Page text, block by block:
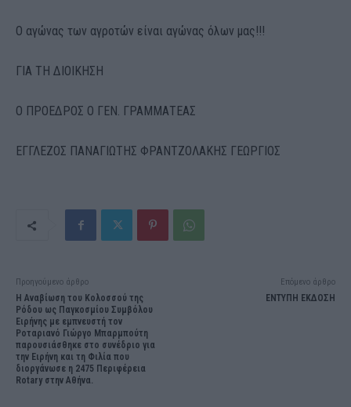
Ο αγώνας των αγροτών είναι αγώνας όλων μας!!!
ΓΙΑ ΤΗ ΔΙΟΙΚΗΣΗ
Ο ΠΡΟΕΔΡΟΣ Ο ΓΕΝ. ΓΡΑΜΜΑΤΕΑΣ
ΕΓΓΛΕΖΟΣ ΠΑΝΑΓΙΩΤΗΣ ΦΡΑΝΤΖΟΛΑΚΗΣ ΓΕΩΡΓΙΟΣ
Προηγούμενο άρθρο
Η Αναβίωση του Κολοσσού της
Ρόδου ως Παγκοσμίου Συμβόλου
Ειρήνης με εμπνευστή τον
Ροταριανό Γιώργο Μπαρμπούτη
παρουσιάσθηκε στο συνέδριο για
την Ειρήνη και τη Φιλία που
διοργάνωσε η 2475 Περιφέρεια
Rotary στην Αθήνα.
Επόμενο άρθρο
ΕΝΤΥΠΗ ΕΚΔΟΣΗ